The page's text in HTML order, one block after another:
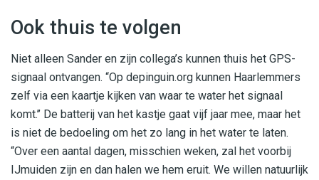
Ook thuis te volgen
Niet alleen Sander en zijn collega’s kunnen thuis het GPS-
signaal ontvangen. “Op depinguin.org kunnen Haarlemmers
zelf via een kaartje kijken van waar te water het signaal
komt.’’ De batterij van het kastje gaat vijf jaar mee, maar het
is niet de bedoeling om het zo lang in het water te laten.
“Over een aantal dagen, misschien weken, zal het voorbij
IJmuiden zijn en dan halen we hem eruit. We willen natuurlijk